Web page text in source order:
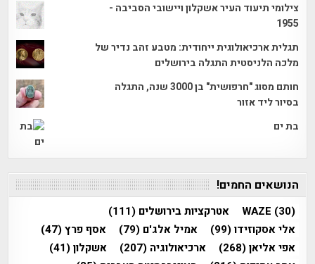
צילומי תיעוד העיר אשקלון ויישובי הסביבה -
1955
תגלית ארכיאולוגית ייחודית: מטבע זהב נדיר של
מלכה הלניסטית התגלה בירושלים
חותם מסוג "חרפושית" בן 3000 שנה, התגלה
בסיור ליד אזור
בת ים
הנושאים החמים!
WAZE (30) אטרקציות בירושלים (111)
אלי אסקוזידו(99) אמיל אלג'ם (79) אסף פרץ(47)
אפי אליאן(268) ארכיאולוגיה (207) אשקלון(41)